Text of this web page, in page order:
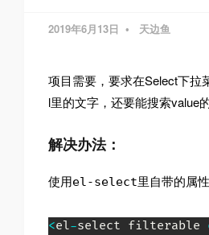
2019年6月13日 天边鱼
项目需要，要求在Select下拉
l里的文字，还要能搜索value的
解决办法：
使用el-select里自带的属性
<el-select filterable